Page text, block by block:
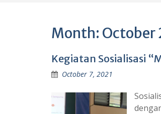
Month: October
Kegiatan Sosialisasi
October 7, 2021